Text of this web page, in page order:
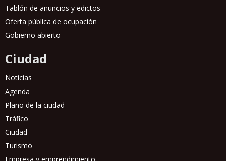
Tablón de anuncios y edictos
Oferta pública de ocupación
Gobierno abierto
Ciudad
Noticias
Agenda
Plano de la ciudad
Tráfico
Ciudad
Turismo